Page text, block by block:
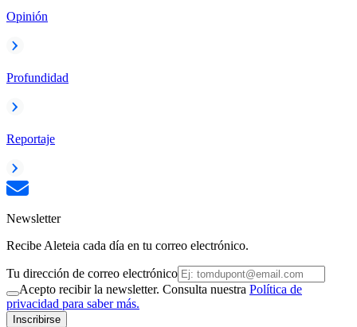
Opinión
Profundidad
Reportaje
Newsletter
Recibe Aleteia cada día en tu correo electrónico.
Tu dirección de correo electrónico
Acepto recibir la newsletter. Consulta nuestra Política de
privacidad para saber más.
Inscribirse